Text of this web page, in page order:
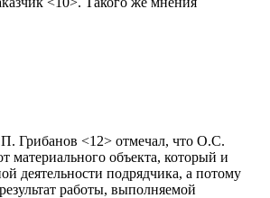
Грибанов <12> отмечал, что О.С.
материального объекта, который и
деятельности подрядчика, а потому
работы, выполняемой